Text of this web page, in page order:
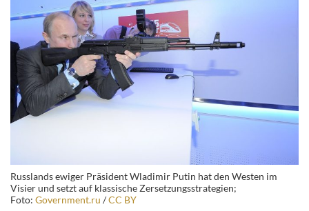
Russlands ewiger Präsident Wladimir Putin hat den Westen im
Visier und setzt auf klassische Zersetzungsstrategien;
Foto: Government.ru /CC BY